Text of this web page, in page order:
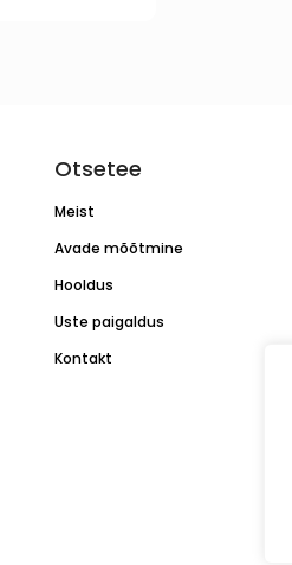
Otsetee
Meist
Avade mõõtmine
Hooldus
Uste paigaldus
Kontakt